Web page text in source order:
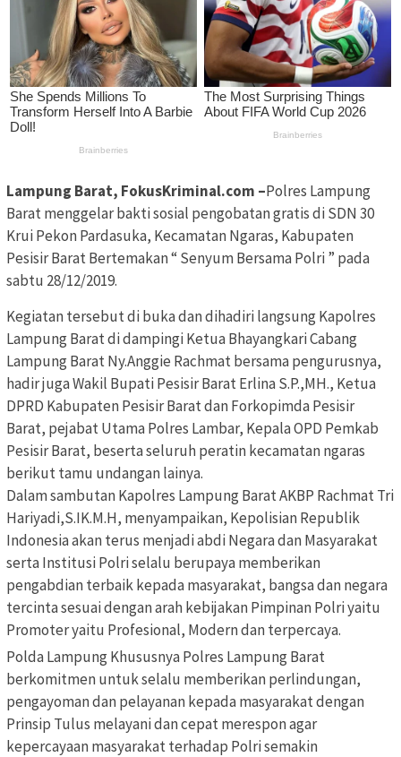
Lampung Barat, FokusKriminal.com –Polres Lampung
Barat menggelar bakti sosial pengobatan gratis di SDN 30
Krui Pekon Pardasuka, Kecamatan Ngaras, Kabupaten
Pesisir Barat Bertemakan “ Senyum Bersama Polri ” pada
sabtu 28/12/2019.
Kegiatan tersebut di buka dan dihadiri langsung Kapolres
Lampung Barat di dampingi Ketua Bhayangkari Cabang
Lampung Barat Ny.Anggie Rachmat bersama pengurusnya,
hadir juga Wakil Bupati Pesisir Barat Erlina S.P.,MH., Ketua
DPRD Kabupaten Pesisir Barat dan Forkopimda Pesisir
Barat, pejabat Utama Polres Lambar, Kepala OPD Pemkab
Pesisir Barat, beserta seluruh peratin kecamatan ngaras
berikut tamu undangan lainya.
Dalam sambutan Kapolres Lampung Barat AKBP Rachmat Tri
Hariyadi,S.IK.M.H, menyampaikan, Kepolisian Republik
Indonesia akan terus menjadi abdi Negara dan Masyarakat
serta Institusi Polri selalu berupaya memberikan
pengabdian terbaik kepada masyarakat, bangsa dan negara
tercinta sesuai dengan arah kebijakan Pimpinan Polri yaitu
Promoter yaitu Profesional, Modern dan terpercaya.
Polda Lampung Khususnya Polres Lampung Barat
berkomitmen untuk selalu memberikan perlindungan,
pengayoman dan pelayanan kepada masyarakat dengan
Prinsip Tulus melayani dan cepat merespon agar
kepercayaan masyarakat terhadap Polri semakin